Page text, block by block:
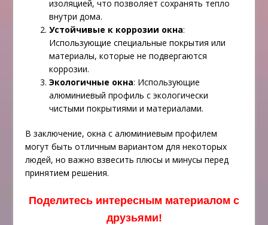
изоляцией, что позволяет сохранять тепло
внутри дома.
Устойчивые к коррозии окна:
Использующие специальные покрытия или
материалы, которые не подвергаются
коррозии.
Экологичные окна: Использующие
алюминиевый профиль с экологически
чистыми покрытиями и материалами.
В заключение, окна с алюминиевым профилем
могут быть отличным вариантом для некоторых
людей, но важно взвесить плюсы и минусы перед
принятием решения.
Поделитесь интересным материалом с
друзьями!